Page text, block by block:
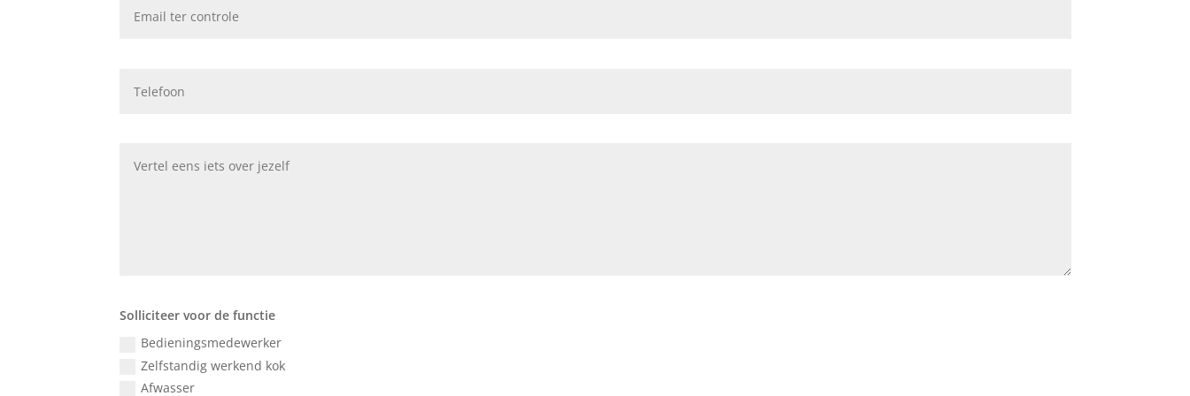
Solliciteer voor de functie
Bedieningsmedewerker
Zelfstandig werkend kok
Afwasser